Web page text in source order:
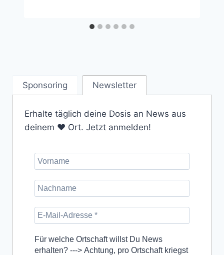
Sponsoring Newsletter
Erhalte täglich deine Dosis an News aus
deinem ❤️ Ort. Jetzt anmelden!
Für welche Ortschaft willst Du News
erhalten? ---> Achtung, pro Ortschaft kriegst